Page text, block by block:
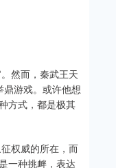
然而，秦武王天
游戏。或许他想
方式，都是极其
权威的所在，而
一种挑衅，表达